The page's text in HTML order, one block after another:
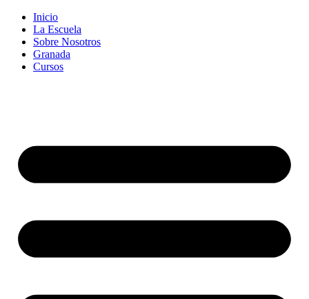
Inicio
La Escuela
Sobre Nosotros
Granada
Cursos